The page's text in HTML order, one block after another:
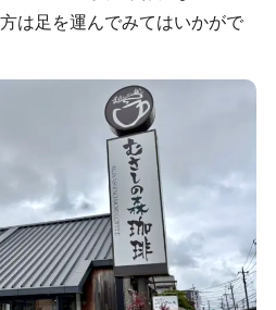
は足を運んでみてはいかがで